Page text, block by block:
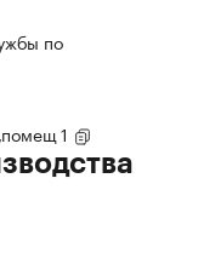
по
1